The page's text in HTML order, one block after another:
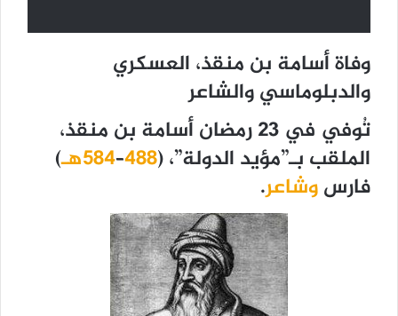
وفاة أسامة بن منقذ، العسكري
والدبلوماسي والشاعر
تُوفي في 23 رمضان أسامة بن منقذ،
الملقب بـ”مؤيد الدولة”، (488
–584هـ
)
فارسوشاعر.